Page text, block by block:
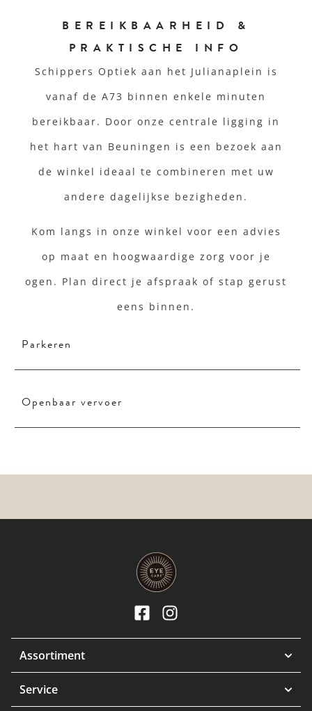
BEREIKBAARHEID &
PRAKTISCHE INFO
Schippers Optiek aan het Julianaplein is
vanaf de A73 binnen enkele minuten
bereikbaar. Door onze centrale ligging in
het hart van Beuningen is een bezoek aan
de winkel ideaal te combineren met uw
andere dagelijkse bezigheden.
Kom langs in onze winkel voor een advies
op maat en hoogwaardige zorg voor je
ogen. Plan direct je afspraak of stap gerust
eens binnen.
Parkeren
Openbaar vervoer
Assortiment
Service